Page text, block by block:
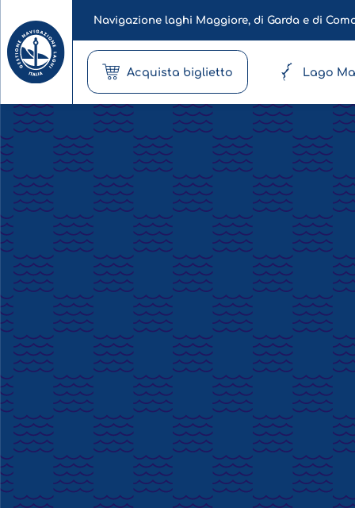
Navigazione laghi Maggiore, di Garda e di
Acquista biglietto Lago